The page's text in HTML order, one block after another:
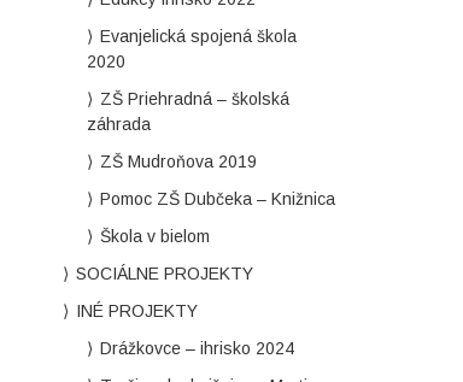
Evanjelická spojená škola
2020
ZŠ Priehradná – školská
záhrada
ZŠ Mudroňova 2019
Pomoc ZŠ Dubčeka – Knižnica
Škola v bielom
SOCIÁLNE PROJEKTY
INÉ PROJEKTY
Drážkovce – ihrisko 2024